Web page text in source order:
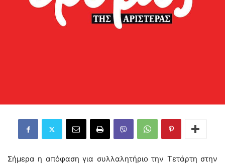
Σήμερα η απόφαση για συλλαλητήριο την Τετάρτη στην